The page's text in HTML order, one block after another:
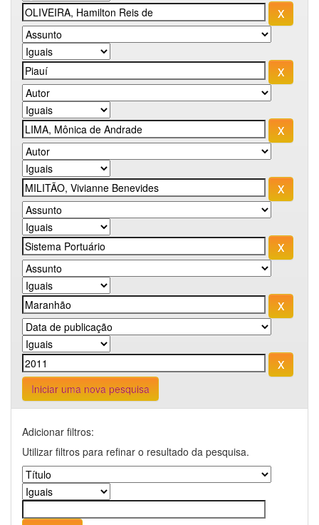
Iniciar uma nova pesquisa
Adicionar filtros:
Utilizar filtros para refinar o resultado da pesquisa.